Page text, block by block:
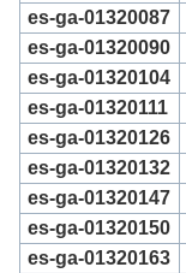
es-ga-01320087
es-ga-01320090
es-ga-01320104
es-ga-01320111
es-ga-01320126
es-ga-01320132
es-ga-01320147
es-ga-01320150
es-ga-01320163